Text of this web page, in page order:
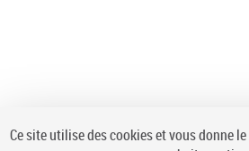
Ce site utilise des cookies et vous donne